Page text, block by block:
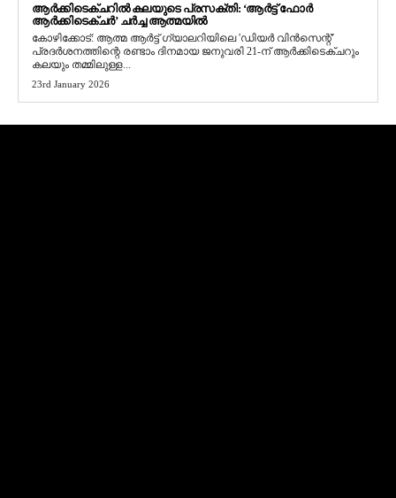
ആർക്കിടെക്ചറിൽ കലയുടെ പ്രസക്തി: ‘ആർട്ട് ഫോർ
ആർക്കിടെക്ചർ’ ചർച്ച ആത്മയിൽ
​കോഴിക്കോട്: ആത്മ ആർട്ട് ഗ്യാലറിയിലെ 'ഡിയർ വിൻസെന്റ്'
പ്രദർശനത്തിന്റെ രണ്ടാം ദിനമായ ജനുവരി 21-ന് ആർക്കിടെക്ചറും
കലയും തമ്മിലുള്ള...
23rd January 2026